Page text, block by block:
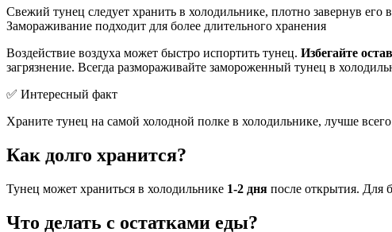
Свежий тунец следует хранить в холодильнике, плотно завернув
Замораживание подходит для более длительного хранения
Воздействие воздуха может быстро испортить тунец. Избегайте
загрязнение. Всегда размораживайте замороженный тунец в
✅ Интересный факт
Храните тунец на самой холодной полке в холодильнике, лучше
Как долго хранится?
Тунец может храниться в холодильнике 1-2 дня после открытия. Для
Что делать с остатками еды?